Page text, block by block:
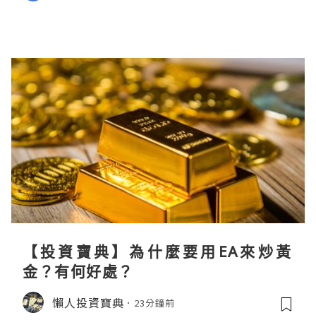
【投資寶典】為什麼要用EA來炒黃
金？有何好處？
懶人投資寶典 23分鐘前